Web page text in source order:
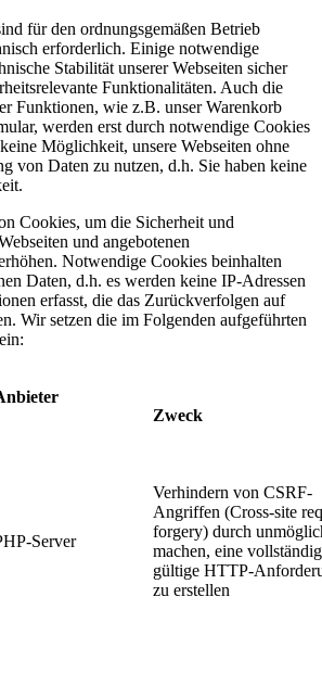
für den ordnungsgemäßen Betrieb
erforderlich. Einige notwendige
Stabilität unserer Webseiten sicher
Funktionalitäten. Auch die
Funktionen, wie z.B. unser Warenkorb
werden erst durch notwendige Cookies
Möglichkeit, unsere Webseiten ohne
von Daten zu nutzen, d.h. Sie haben keine
Cookies, um die Sicherheit und
und angebotenen
Notwendige Cookies beinhalten
Daten, d.h. es werden keine IP-Adressen
erfasst, die das Zurückverfolgen auf
Wir setzen die im Folgenden aufgeführten
Zweck
Server
Verhindern von CSRF-
Angriffen (Cross-site
forgery) durch
machen, eine vollständig
gültige HTTP-
zu erstellen